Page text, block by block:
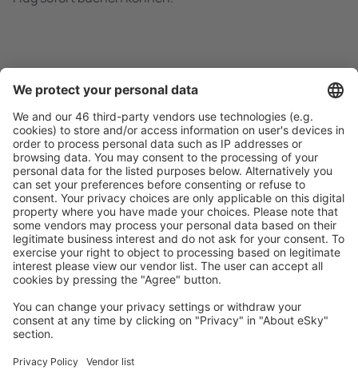
Angebot an Ihre Bedürfnisse angepasst.
Sicher planen
Buchen ohne Sorgen mit einer kostenlosen
Stornierungsoption.
Mehr sparen
Attraktive Preise und Spezialangebote für eingeloggte
Benutzer.
Wählen Sie aus über 1,3 Millionen Unterkünften: Hotels,
Hütten, Apartments und andere.